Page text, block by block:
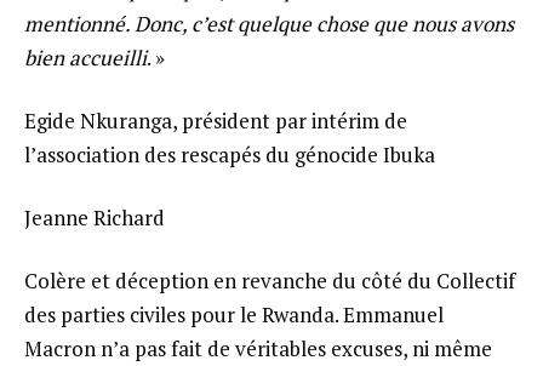
mentionné. Donc, c’est quelque chose que nous avons
bien accueilli. »
Egide Nkuranga, président par intérim de
l’association des rescapés du génocide Ibuka
Jeanne Richard
Colère et déception en revanche du côté du Collectif
des parties civiles pour le Rwanda. Emmanuel
Macron n’a pas fait de véritables excuses, ni même